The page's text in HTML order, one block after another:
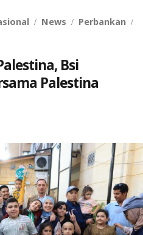
News Perbankan
Bsi
Palestina